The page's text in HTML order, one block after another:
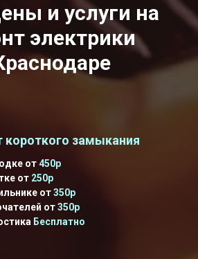
и услуги на
электрики
короткого замыкания
от450р
от 250р
от350р
от350р
Бесплатно